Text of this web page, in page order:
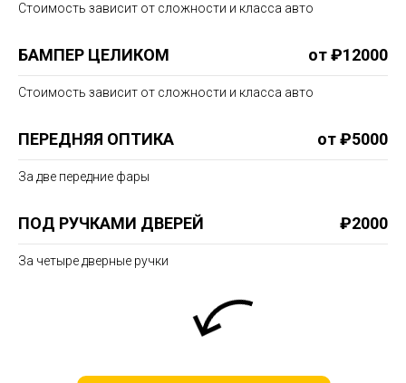
Стоимость зависит от сложности и класса авто
БАМПЕР ЦЕЛИКОМ от ₽12000
Стоимость зависит от сложности и класса авто
ПЕРЕДНЯЯ ОПТИКА от ₽5000
За две передние фары
ПОД РУЧКАМИ ДВЕРЕЙ ₽2000
За четыре дверные ручки